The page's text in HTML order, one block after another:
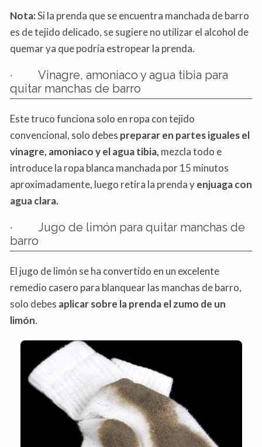
Nota:Si la prenda que se encuentra manchada de barro
es de tejido delicado, se sugiere no utilizar el alcohol de
quemar ya que podría estropear la prenda.
· Vinagre, amoniaco y agua tibia para
quitar manchas de barro
Este truco funciona solo en ropa con tejido
convencional, solo debes preparar en partes iguales el
vinagre, amoniaco y el agua tibia, mezcla todo e
introduce la ropa blanca manchada por 15 minutos
aproximadamente, luego retira la prenda yenjuaga con
agua clara.
· Jugo de limón para quitar manchas de
barro
El jugo de limón se ha convertido en un excelente
remedio casero para blanquear las manchas de barro,
solo debes aplicar sobre la prenda el zumo de un
limón.